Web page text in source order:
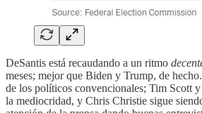
DeSantis está recaudando a un ritmo
meses; mejor que Biden y Trump, de
de los políticos convencionales; Tim Scott
la mediocridad, y Chris Christie sigue